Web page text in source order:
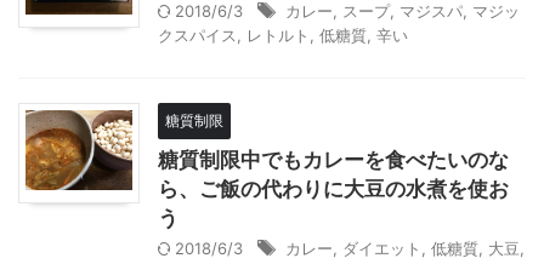
2018/6/3 カレー スープ, マジスパ マジッ
クスパイス
レトルト 低糖質 辛い
糖質制限
糖質制限中でもカレーを食べたいのな
ら、ご飯の代わりに大豆の水煮を使お
う
2018/6/3 カレー ダイエット 低糖質 大豆